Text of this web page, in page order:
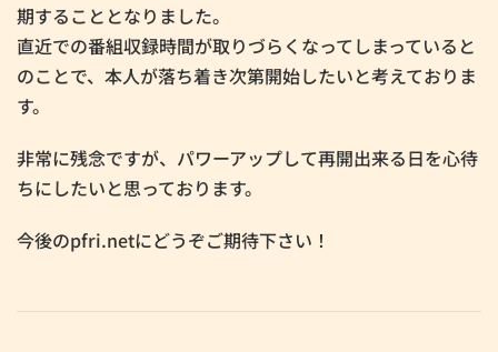
期することとなりました。
直近での番組収録時間が取りづらくなってしまっていると
のことで、本人が落ち着き次第開始したいと考えておりま
す。
非常に残念ですが、パワーアップして再開出来る日を心待
ちにしたいと思っております。
今後のpfri.netにどうぞご期待下さい！